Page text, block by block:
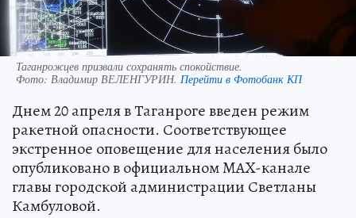
Таганрожцев призвали сохранять спокойствие.
Фото: Владимир ВЕЛЕНГУРИН. Перейти в Фотобанк КП
Днем 20 апреля в Таганроге введен режим
ракетной опасности. Соответствующее
экстренное оповещение для населения было
опубликовано в официальном MAX-канале
главы городской администрации Светланы
Камбуловой.